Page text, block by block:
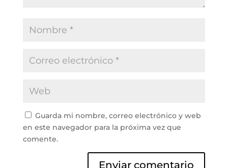
Guarda mi nombre, correo electrónico y web
en este navegador para la próxima vez que
comente.